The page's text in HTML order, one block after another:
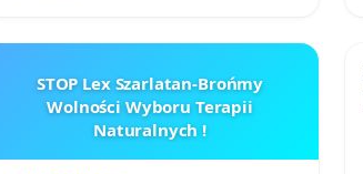
STOP Lex Szarlatan-Brońmy
Wolności Wyboru Terapii
Naturalnych !